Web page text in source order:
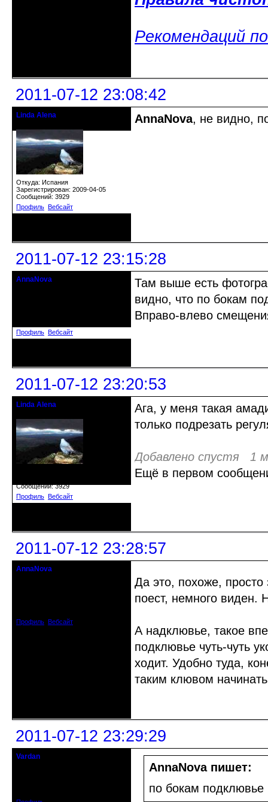
Рекомендаций
2011-07-12 23:08:42
Linda Alena
Откуда: Испания
Зарегистрирован: 2009-04-05
Сообщений: 3929
Профиль Вебсайт
AnnaNova, не видно,
2011-07-12 23:15:28
AnnaNova
Профиль Вебсайт
Там выше есть
видно, что по бокам
Вправо-влево
2011-07-12 23:20:53
Linda Alena
Сообщений: 3929
Профиль Вебсайт
Ага, у меня такая
только подрезать
Добавлено спустя 1
Ещё в первом
2011-07-12 23:28:57
AnnaNova
Профиль Вебсайт
Да это, похоже,
поест, немного виден.
А надклювье, такое
подклювье чуть-чуть
ходит. Удобно туда,
таким клювом
2011-07-12 23:29:29
Vardan
AnnaNova пишет:
по бокам подклювье